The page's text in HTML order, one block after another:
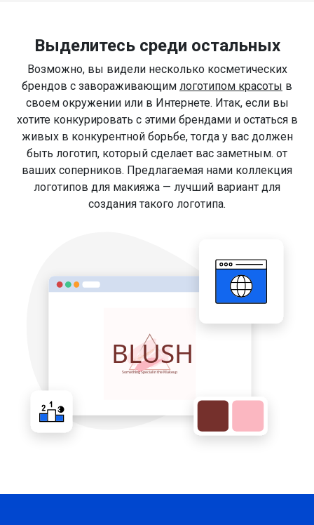
Выделитесь среди остальных
Возможно, вы видели несколько косметических
брендов с завораживающим логотипом красоты в
своем окружении или в Интернете. Итак, если вы
хотите конкурировать с этими брендами и остаться в
живых в конкурентной борьбе, тогда у вас должен
быть логотип, который сделает вас заметным. от
ваших соперников. Предлагаемая нами коллекция
логотипов для макияжа — лучший вариант для
создания такого логотипа.